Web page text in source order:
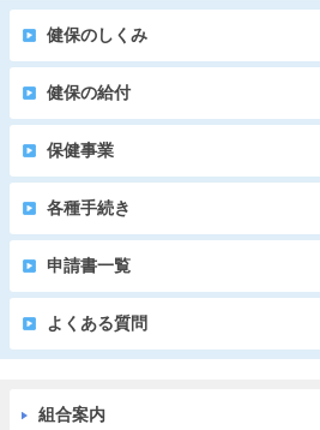
健保のしくみ
健保の給付
保健事業
各種手続き
申請書一覧
よくある質問
組合案内